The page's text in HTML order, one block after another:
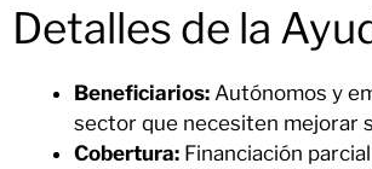
Detalles de la
Beneficiarios: Autónomos y
sector que necesiten mejorar
Cobertura: Financiación